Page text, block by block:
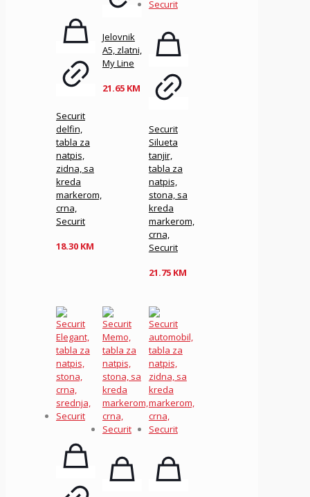
Securit
delfin,
tabla za
natpis,
zidna, sa
kreda
markerom,
crna,
Securit
18.30 KM
Jelovnik
A5, zlatni,
My Line
21.65 KM
Securit
Silueta
tanjir,
tabla za
natpis,
stona, sa
kreda
markerom,
crna,
Securit
21.75 KM